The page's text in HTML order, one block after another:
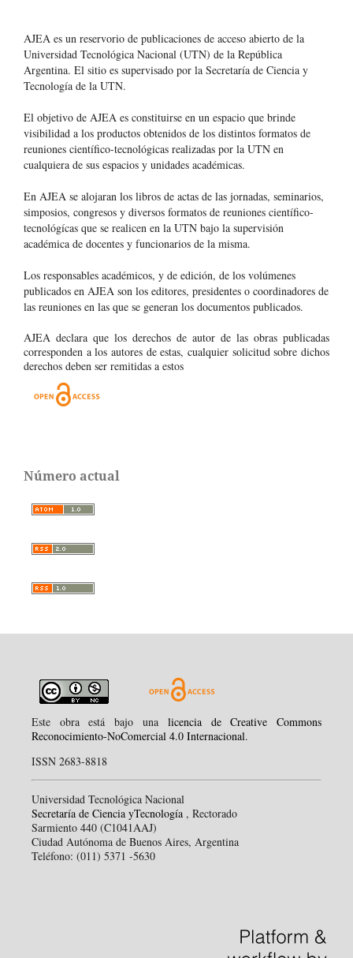
AJEA es un reservorio de publicaciones de acceso abierto de la
Universidad Tecnológica Nacional (UTN) de la República
Argentina. El sitio es supervisado por la Secretaría de Ciencia y
Tecnología de la UTN.
El objetivo de AJEA es constituirse en un espacio que brinde
visibilidad a los productos obtenidos de los distintos formatos de
reuniones científico-tecnológicas realizadas por la UTN en
cualquiera de sus espacios y unidades académicas.
En AJEA se alojaran los libros de actas de las jornadas, seminarios,
simposios, congresos y diversos formatos de reuniones científico-
tecnológícas que se realicen en la UTN bajo la supervisión
académica de docentes y funcionarios de la misma.
Los responsables académicos, y de edición, de los volúmenes
publicados en AJEA son los editores, presidentes o coordinadores de
las reuniones en las que se generan los documentos publicados.
AJEA declara que los derechos de autor de las obras publicadas
corresponden a los autores de estas, cualquier solicitud sobre dichos
derechos deben ser remitidas a estos
Número actual
Este obra está bajo unalicencia de Creative Commons
Reconocimiento-NoComercial 4.0 Internacional.
ISSN 2683-8818
Universidad Tecnológica Nacional
Secretaría de Ciencia yTecnología , Rectorado
Sarmiento 440 (C1041AAJ)
Ciudad Autónoma de Buenos Aires, Argentina
Teléfono: (011) 5371 -5630